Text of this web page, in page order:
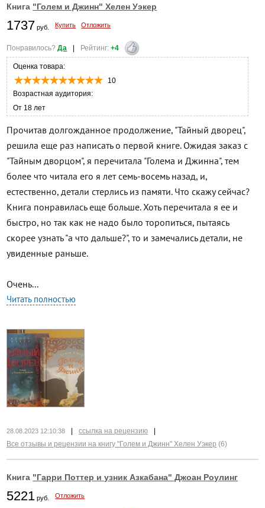
Книга "Голем и Джинн" Хелен Уэкер
1737 руб. Купить Отложить
Понравилось?Да | Рейтинг:+4
Оценка товара:
10
Возрастная аудитория:
От 18 лет
Прочитав долгожданное продолжение, "Тайный дворец",
решила еще раз написать о первой книге. Ожидая заказ с
"Тайным дворцом", я перечитала "Голема и Джинна", тем
более что читала его я лет семь-восемь назад, и,
естественно, детали стерлись из памяти. Что скажу сейчас?
Книга понравилась еще больше. Хоть перечитала я ее и
быстро, но так как не надо было торопиться, пытаясь
скорее узнать "а что дальше?", то и замечались детали, не
увиденные раньше.
Очень...
Читать полностью
28.08.2023 12:10:38 ссылка на рецензию
Все отзывы и рецензии на книгу "Голем и Джинн" Хелен Уэкер (6)
Книга "Гарри Поттер и узник Азкабана" Джоан Роулинг
5221 руб. Отложить